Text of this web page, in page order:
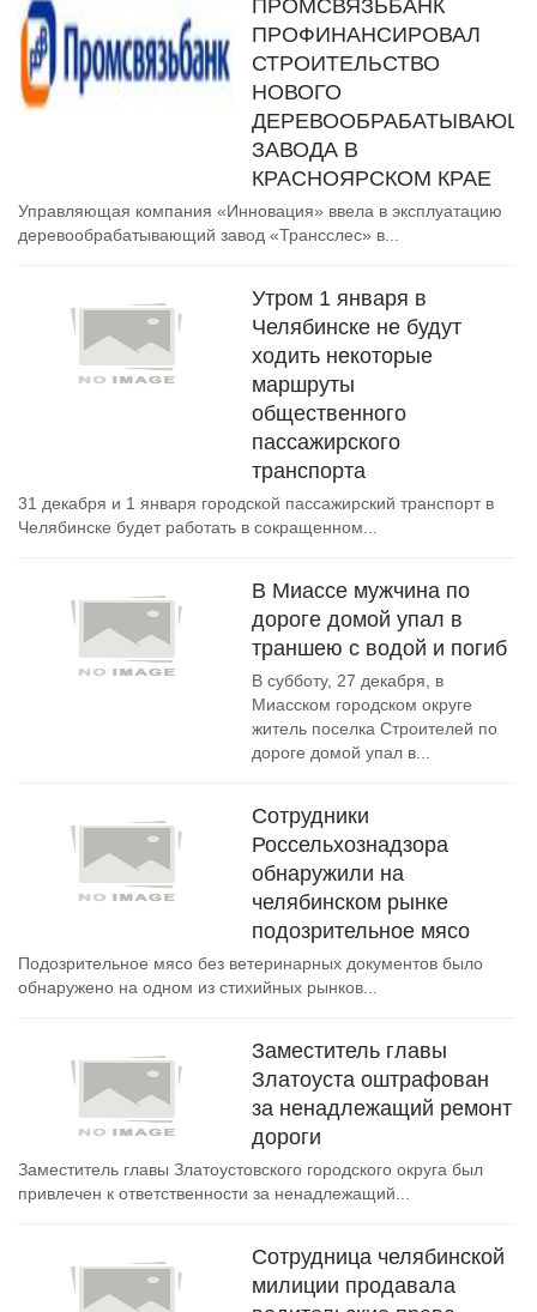
ПРОМСВЯЗЬБАНК
ПРОФИНАНСИРОВАЛ
СТРОИТЕЛЬСТВО
НОВОГО
ЗАВОДА В
КРАСНОЯРСКОМ КРАЕ
Управляющая компания «Инновация» ввела в эксплуатацию
деревообрабатывающий завод «Трансслес» в...
Утром 1 января в
Челябинске не будут
ходить некоторые
маршруты
общественного
пассажирского
транспорта
31 декабря и 1 января городской пассажирский транспорт в
Челябинске будет работать в сокращенном...
В Миассе мужчина по
дороге домой упал в
траншею с водой и погиб
В субботу, 27 декабря, в
Миасском городском округе
житель поселка Строителей по
дороге домой упал в...
Сотрудники
Россельхознадзора
обнаружили на
челябинском рынке
подозрительное мясо
Подозрительное мясо без ветеринарных документов было
обнаружено на одном из стихийных рынков...
Заместитель главы
Златоуста оштрафован
за ненадлежащий ремонт
дороги
Заместитель главы Златоустовского городского округа был
привлечен к ответственности за ненадлежащий...
Сотрудница челябинской
милиции продавала